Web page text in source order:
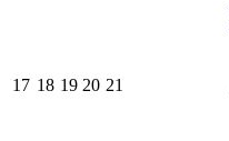
17 18 19 20 21